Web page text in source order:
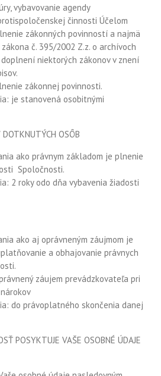
vybavovanie agendy
činnosti Účelom
zákonných povinností a najmä
č. 395/2002 Z.z. o archívoch
niektorých zákonov v znení
zákonnej povinnosti.
je stanovená osobitnými
OSÔB
ako právnym základom je plnenie
Spoločnosti.
2 roky odo dňa vybavenia žiadosti
ako aj oprávneným záujmom je
a obhajovanie právnych
záujem prevádzkovateľa pri
do právoplatného skončenia danej
POSYKTUJE VAŠE OSOBNÉ ÚDAJE